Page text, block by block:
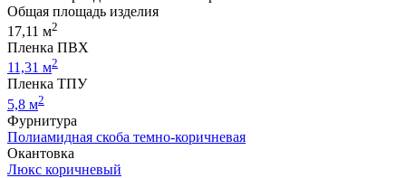
Общая площадь изделия
17,11 м2
Пленка ПВХ
11,31 м2
Пленка ТПУ
5,8 м2
Фурнитура
Полиамидная скоба темно-коричневая
Окантовка
Люкс коричневый